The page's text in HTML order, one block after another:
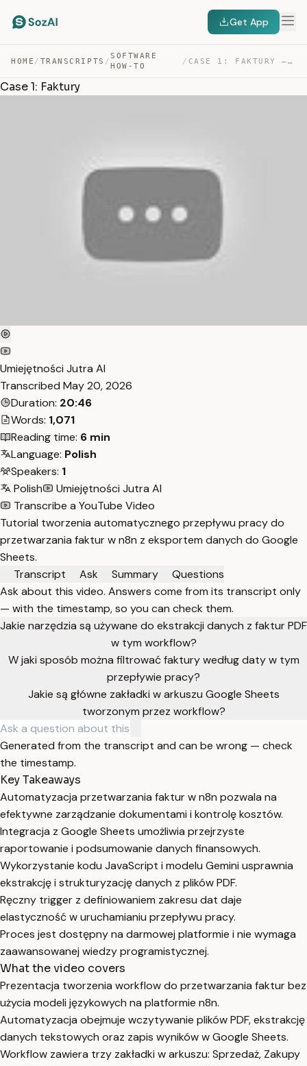
Get App
HOME / TRANSCRIPTS /
SOFTWARE
HOW-TO
/ CASE 1: FAKTURY — TRANSCRIPT
Case 1: Faktury
Umiejętności Jutra AI
Transcribed May 20, 2026
Duration: 20:46
Words: 1,071
Reading time: 6 min
Language: Polish
Speakers: 1
Polish
Umiejętności Jutra AI
Transcribe a YouTube Video
Tutorial tworzenia automatycznego przepływu pracy do
przetwarzania faktur w n8n z eksportem danych do Google
Sheets.
Transcript
Ask Summary
Questions
Ask about this video. Answers come from its transcript only
— with the timestamp, so you can check them.
Jakie narzędzia są używane do ekstrakcji danych z faktur PDF
w tym workflow?
W jaki sposób można filtrować faktury według daty w tym
przepływie pracy?
Jakie są główne zakładki w arkuszu Google Sheets
tworzonym przez workflow?
Generated from the transcript and can be wrong — check
the timestamp.
Key Takeaways
Automatyzacja przetwarzania faktur w n8n pozwala na
efektywne zarządzanie dokumentami i kontrolę kosztów.
Integracja z Google Sheets umożliwia przejrzyste
raportowanie i podsumowanie danych finansowych.
Wykorzystanie kodu JavaScript i modelu Gemini usprawnia
ekstrakcję i strukturyzację danych z plików PDF.
Ręczny trigger z definiowaniem zakresu dat daje
elastyczność w uruchamianiu przepływu pracy.
Proces jest dostępny na darmowej platformie i nie wymaga
zaawansowanej wiedzy programistycznej.
What the video covers
Prezentacja tworzenia workflow do przetwarzania faktur bez
użycia modeli językowych na platformie n8n.
Automatyzacja obejmuje wczytywanie plików PDF, ekstrakcję
danych tekstowych oraz zapis wyników w Google Sheets.
Workflow zawiera trzy zakładki w arkuszu: Sprzedaż, Zakupy